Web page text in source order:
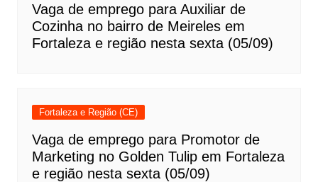
Vaga de emprego para Auxiliar de
Cozinha no bairro de Meireles em
Fortaleza e região nesta sexta (05/09)
Fortaleza e Região (CE)
Vaga de emprego para Promotor de
Marketing no Golden Tulip em Fortaleza
e região nesta sexta (05/09)